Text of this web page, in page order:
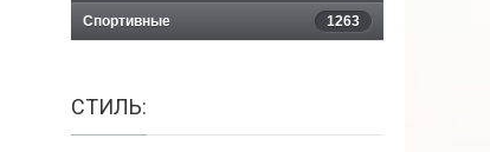
Спортивные 1263
СТИЛЬ: